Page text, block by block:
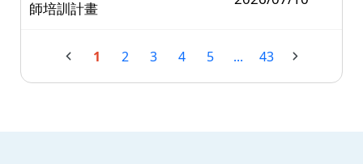
師培訓計畫
1 2 3 4 5 ... 43